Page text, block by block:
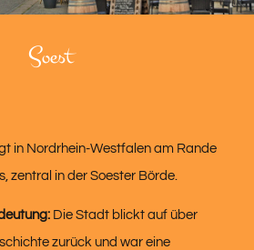
Soest
in Nordrhein-Westfalen am Rande
zentral in der Soester Börde.
Die Stadt blickt auf über
zurück und war eine